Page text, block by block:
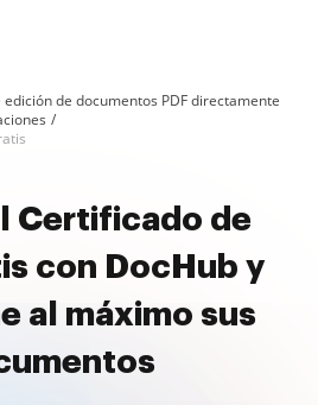
de documentos PDF directamente
Certificado de
con DocHub y
al máximo sus